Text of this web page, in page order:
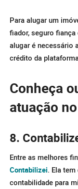
Para alugar um
fiador, seguro
alugar é necessário
crédito da
Conheça
atuação
8.
Entre as melhores
Contabilizei. Ela
contabilidade para